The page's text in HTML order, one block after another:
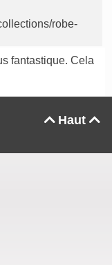
robe-
fantastique. Cela
Haut 